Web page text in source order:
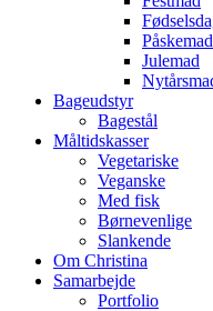
Påskemad
Julemad
Bageudstyr
Bagestål
Måltidskasser
Vegetariske
Veganske
Med fisk
Børnevenlige
Slankende
Om Christina
Samarbejde
Portfolio